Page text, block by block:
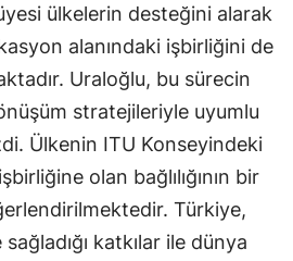
Mersin
İstanbul
İzmir
Kars
Kastamonu
Kayseri
ülkelerin desteğini alarak
alanındaki işbirliğini de
Uraloğlu, bu sürecin
stratejileriyle uyumlu
Ülkenin ITU Konseyindeki
olan bağlılığının bir
Türkiye,
katkılar ile dünya